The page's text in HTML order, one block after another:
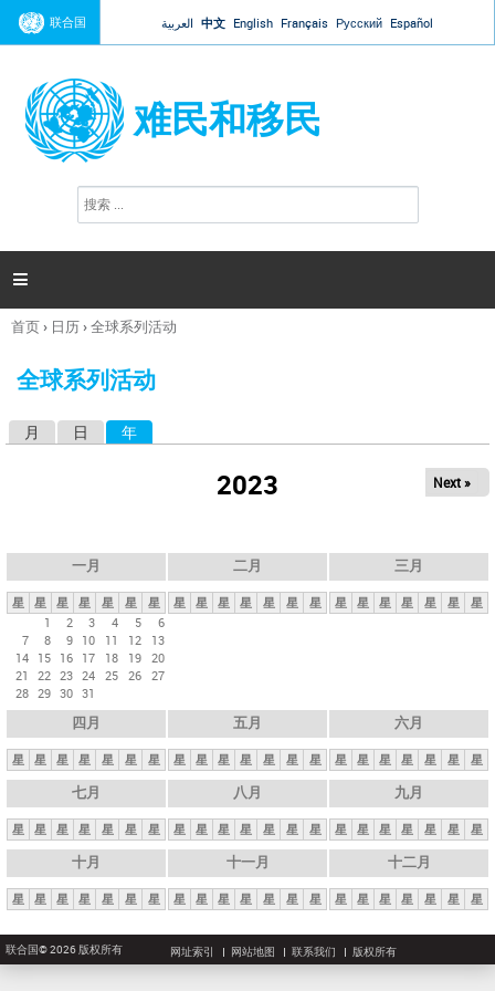
Jump to navigation
联合国 العربية 中文 English Français Русский Español
难民和移民
搜
索

你
这
首页› 日历›全球系列活动
全球系列活动
月 日 年
2023 Next »
一月
星 星 星 星 星 星
星
1
2 3 4 5
6
7
8 9 10 11 12
13
14 15 16 17 18 19 20
21
22 23 24 25 26 27
28 29 30 31
二月
星 星 星 星 星 星 星
三月
星 星 星 星 星 星 星
四月
星 星 星 星 星 星 星
五月
星 星 星 星 星 星 星
六月
星 星 星 星 星 星 星
七月
星 星 星 星 星 星 星
八月
星 星 星 星 星 星 星
九月
星 星 星 星 星 星 星
十月
星 星 星 星 星 星 星
十一月
星 星 星 星 星 星 星
十二月
星 星 星 星 星 星 星
联合国© 2026 版权所有 网址索引 网站地图 联系我们 版权所有